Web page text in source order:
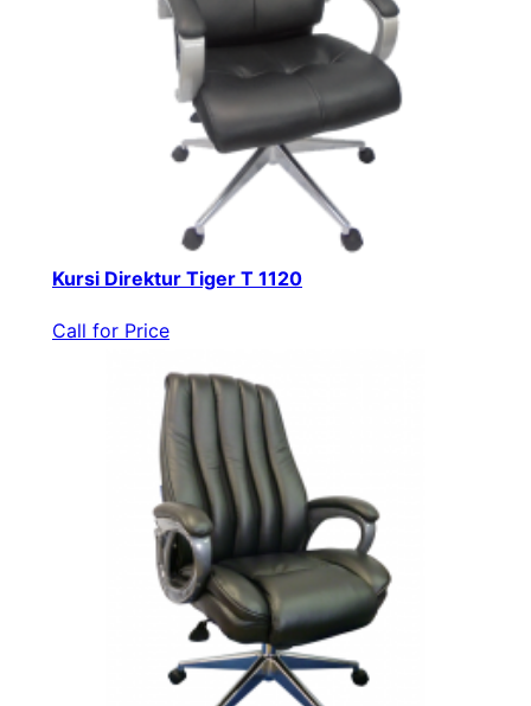
Kursi Direktur Tiger T 1120
Call for Price